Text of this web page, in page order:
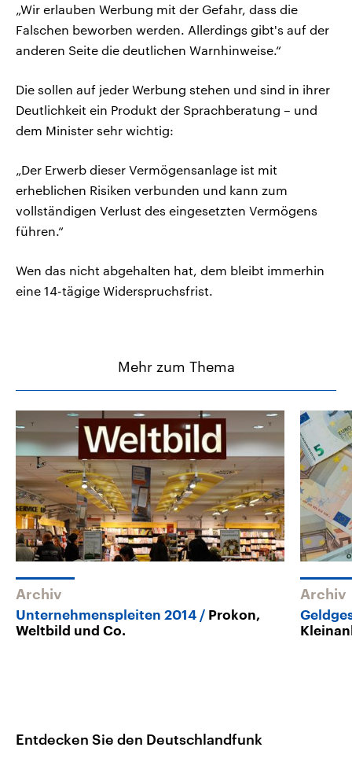
„Wir erlauben Werbung mit der Gefahr, dass die
Falschen beworben werden. Allerdings gibt's auf der
anderen Seite die deutlichen Warnhinweise.“
Die sollen auf jeder Werbung stehen und sind in ihrer
Deutlichkeit ein Produkt der Sprachberatung – und
dem Minister sehr wichtig:
„Der Erwerb dieser Vermögensanlage ist mit
erheblichen Risiken verbunden und kann zum
vollständigen Verlust des eingesetzten Vermögens
führen.“
Wen das nicht abgehalten hat, dem bleibt immerhin
eine 14-tägige Widerspruchsfrist.
Mehr zum Thema
Archiv
Unternehmenspleiten 2014
Prokon,
Weltbild und Co.
Archiv
Entdecken Sie den Deutschlandfunk